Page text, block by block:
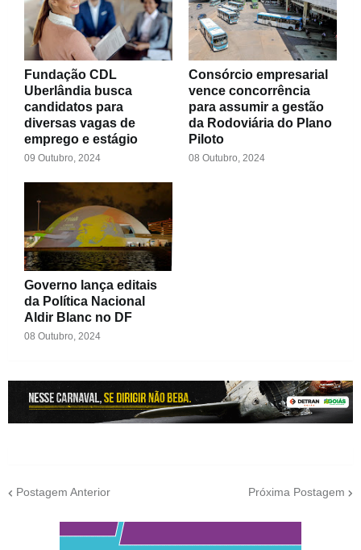
Fundação CDL
Uberlândia busca
candidatos para
diversas vagas de
emprego e estágio
09 Outubro, 2024
Consórcio empresarial
vence concorrência
para assumir a gestão
da Rodoviária do Plano
Piloto
08 Outubro, 2024
Governo lança editais
da Política Nacional
Aldir Blanc no DF
08 Outubro, 2024
Postagem Anterior Próxima Postagem